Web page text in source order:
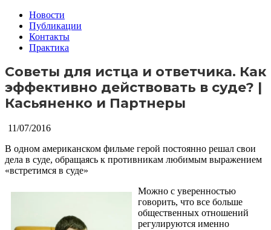
Новости
Публикации
Контакты
Практика
Советы для истца и ответчика. Как
эффективно действовать в суде? |
Касьяненко и Партнеры
11/07/2016
В одном американском фильме герой постоянно решал свои
дела в суде, обращаясь к противникам любимым выражением
«встретимся в суде»
Можно с уверенностью
говорить, что все больше
общественных отношений
регулируются именно